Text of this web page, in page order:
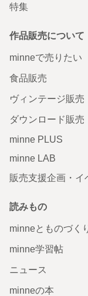
特集
作品販売について
minneで売りたい
食品販売
ヴィンテージ販売
ダウンロード販売
minne PLUS
minne LAB
販売支援企画・イ
読みもの
minneとものづく
minne学習帖
ニュース
minneの本